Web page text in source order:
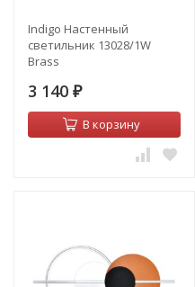
Indigo Настенный
светильник 13028/1W
Brass
3 140 ₽
В корзину